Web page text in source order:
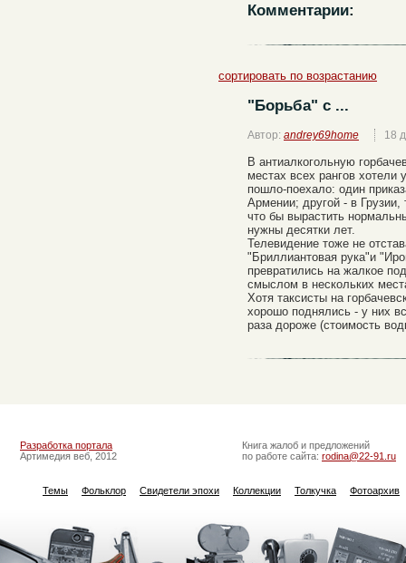
Комментарии:
сортировать по возрастанию
"Борьба" с ...
Автор: andrey69home 18
В антиалкогольную
местах всех рангов хотели
пошло-поехало: один
Армении; другой - в
что бы вырастить
нужны десятки лет.
Телевидение тоже не
"Бриллиантовая рука"и
превратились на жалкое
смыслом в нескольких
Хотя таксисты на
хорошо поднялись - у них
раза дороже (стоимость
Разработка портала
Артимедия веб, 2012
Книга жалоб и предложений
по работе сайта: rodina@22-91.ru
Темы Фольклор Свидетели эпохи Коллекции Толкучка Фотоархив